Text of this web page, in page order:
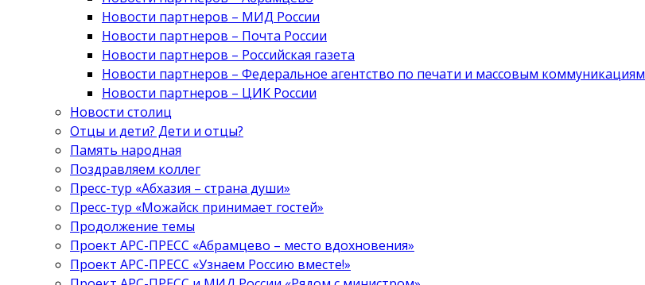
Новости партнеров – МИД России
Новости партнеров – Почта России
Новости партнеров – Российская газета
Новости партнеров – Федеральное агентство по печати и массовым коммуникациям
Новости партнеров – ЦИК России
Новости столиц
Отцы и дети? Дети и отцы?
Память народная
Поздравляем коллег
Пресс-тур «Абхазия – страна души»
Пресс-тур «Можайск принимает гостей»
Продолжение темы
Проект АРС-ПРЕСС «Абрамцево – место вдохновения»
Проект АРС-ПРЕСС «Узнаем Россию вместе!»